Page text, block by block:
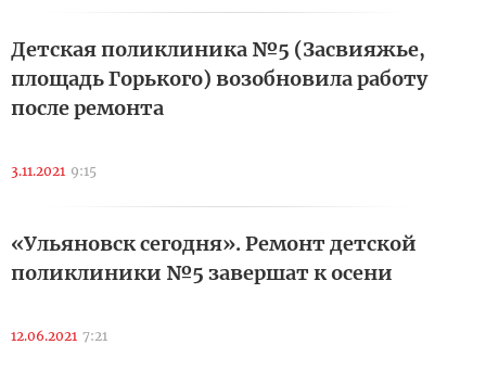
Детская поликлиника №5 (Засвияжье,
площадь Горького) возобновила работу
после ремонта
3.11.2021 9:15
«Ульяновск сегодня». Ремонт детской
поликлиники №5 завершат к осени
12.06.2021 7:21